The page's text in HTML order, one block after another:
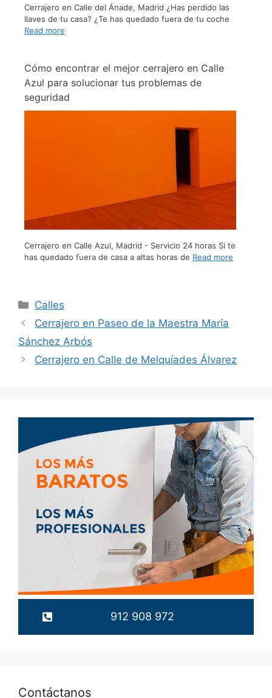
Cerrajero en Calle del Ánade, Madrid ¿Has perdido las
llaves de tu casa? ¿Te has quedado fuera de tu coche
Read more
Cómo encontrar el mejor cerrajero en Calle
Azul para solucionar tus problemas de
seguridad
Cerrajero en Calle Azul, Madrid - Servicio 24 horas Si te
has quedado fuera de casa a altas horas de Read more
Calles
Cerrajero en Paseo de la Maestra María
Sánchez Arbós
Cerrajero en Calle de Melquíades Álvarez
912 908 972
Contáctanos